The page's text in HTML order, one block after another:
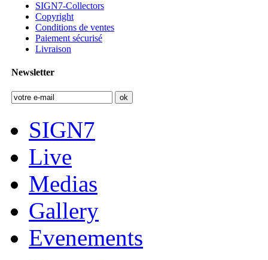
SIGN7-Collectors
Copyright
Conditions de ventes
Paiement sécurisé
Livraison
Newsletter
SIGN7
Live
Medias
Gallery
Evenements